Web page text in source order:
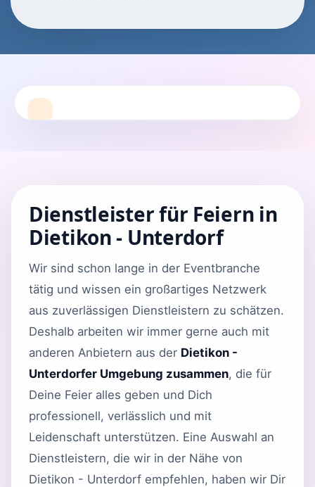
Dienstleister für Feiern in
Dietikon - Unterdorf
Wir sind schon lange in der Eventbranche
tätig und wissen ein großartiges Netzwerk
aus zuverlässigen Dienstleistern zu schätzen.
Deshalb arbeiten wir immer gerne auch mit
anderen Anbietern aus der Dietikon -
Unterdorfer Umgebung zusammen, die für
Deine Feier alles geben und Dich
professionell, verlässlich und mit
Leidenschaft unterstützen. Eine Auswahl an
Dienstleistern, die wir in der Nähe von
Dietikon - Unterdorf empfehlen, haben wir Dir